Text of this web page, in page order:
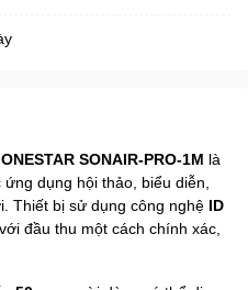
SONAIR-PRO-1M là
dụng hội thảo, biểu diễn,
Thiết bị sử dụng công nghệ ID
đầu thu một cách chính xác,